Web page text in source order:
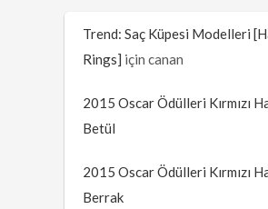
Trend: Saç Küpesi Modelleri
Rings] içincanan
2015 Oscar Ödülleri Kırmızı
Betül
2015 Oscar Ödülleri Kırmızı
Berrak